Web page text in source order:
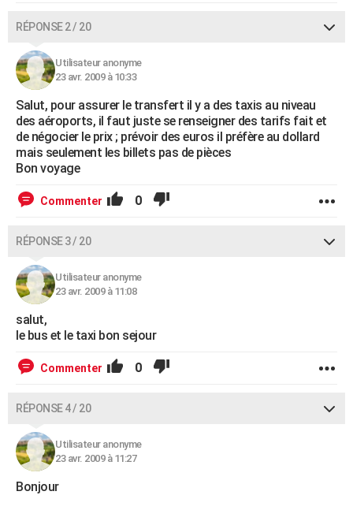
RÉPONSE 2 / 20
Utilisateur anonyme
23 avr. 2009 à 10:33
Salut, pour assurer le transfert il y a des taxis au niveau
des aéroports, il faut juste se renseigner des tarifs fait et
de négocier le prix ; prévoir des euros il préfère au dollard
mais seulement les billets pas de pièces
Bon voyage
Commenter 0
RÉPONSE 3 / 20
Utilisateur anonyme
23 avr. 2009 à 11:08
salut,
le bus et le taxi bon sejour
Commenter 0
RÉPONSE 4 / 20
Utilisateur anonyme
23 avr. 2009 à 11:27
Bonjour